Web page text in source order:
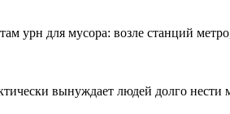
урн для мусора: возле станций
вынуждает людей долго нести